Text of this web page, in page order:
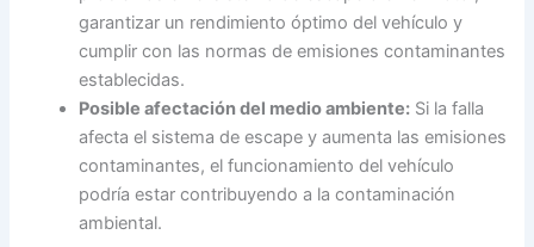
garantizar un rendimiento óptimo del vehículo y
cumplir con las normas de emisiones contaminantes
establecidas.
Posible afectación del medio ambiente: Si la falla
afecta el sistema de escape y aumenta las emisiones
contaminantes, el funcionamiento del vehículo
podría estar contribuyendo a la contaminación
ambiental.